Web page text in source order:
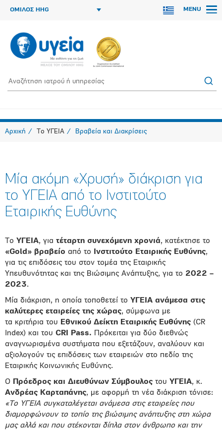
ΟΜΙΛΟΣ HHG MENU
Αρχική Το ΥΓΕΙΑ Βραβεία και Διακρίσεις
Μία ακόμη «Χρυσή» διάκριση για
το ΥΓΕΙΑ από το Ινστιτούτο
Εταιρικής Ευθύνης
Το ΥΓΕΙΑ, για τέταρτη συνεχόμενη χρονιά, κατέκτησε το
«Gold» βραβείο από το Ινστιτούτο Εταιρικής Ευθύνης,
για τις επιδόσεις του στον τομέα της Εταιρικής
Υπευθυνότητας και της Βιώσιμης Ανάπτυξης, για το 2022 –
2023.
Μία διάκριση, η οποία τοποθετεί το ΥΓΕΙΑ ανάμεσα στις
καλύτερες εταιρείες της χώρας, σύμφωνα με
τα κριτήρια του Εθνικού Δείκτη Εταιρικής Ευθύνης (CR
Index) και του CRI Pass. Πρόκειται για δύο διεθνώς
αναγνωρισμένα συστήματα που εξετάζουν, αναλύουν και
αξιολογούν τις επιδόσεις των εταιρειών στο πεδίο της
Εταιρικής Κοινωνικής Ευθύνης.
Ο Πρόεδρος και Διευθύνων Σύμβουλος του ΥΓΕΙΑ, κ.
Ανδρέας Καρταπάνης, με αφορμή τη νέα διάκριση τόνισε:
«Το ΥΓΕΙΑ συγκαταλέγεται ανάμεσα στις εταιρείες που
διαμορφώνουν το τοπίο της βιώσιμης ανάπτυξης στη χώρα
μας αλλά και που στέκονται δίπλα στον άνθρωπο και την